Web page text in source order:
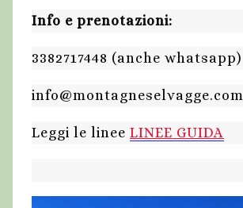
Info e prenotazioni:
3382717448 (anche whatsapp)
info@montagneselvagge.com
Leggi le linee LINEE GUIDA